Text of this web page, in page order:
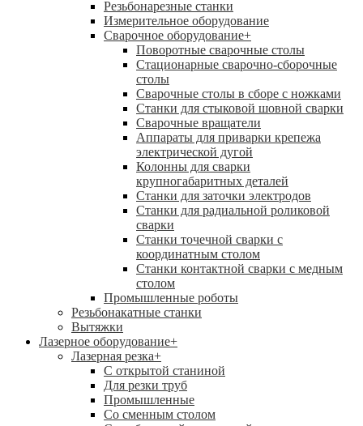
Резьбонарезные станки
Измерительное оборудование
Сварочное оборудование+
Поворотные сварочные столы
Стационарные сварочно-сборочные
столы
Сварочные столы в сборе с ножками
Станки для стыковой шовной сварки
Сварочные вращатели
Аппараты для приварки крепежа
электрической дугой
Колонны для сварки
крупногабаритных деталей
Станки для заточки электродов
Станки для радиальной роликовой
сварки
Станки точечной сварки с
координатным столом
Станки контактной сварки с медным
столом
Промышленные роботы
Резьбонакатные станки
Вытяжки
Лазерное оборудование+
Лазерная резка+
С открытой станиной
Для резки труб
Промышленные
Со сменным столом